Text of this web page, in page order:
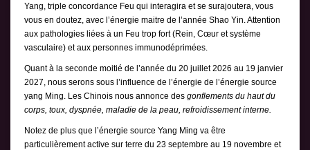
Yang, triple concordance Feu qui interagira et se surajoutera, vous
vous en doutez, avec l’énergie maitre de l’année Shao Yin. Attention
aux pathologies liées à un Feu trop fort (Rein, Cœur et système
vasculaire) et aux personnes immunodéprimées.
Quant à la seconde moitié de l’année du 20 juillet 2026 au 19 janvier
2027, nous serons sous l’influence de l’énergie de l’énergie source
yang Ming. Les Chinois nous annonce des gonflements du haut du
corps, toux, dyspnée, maladie de la peau, refroidissement interne.
Notez de plus que l’énergie source Yang Ming va être
particulièrement active sur terre du 23 septembre au 19 novembre et